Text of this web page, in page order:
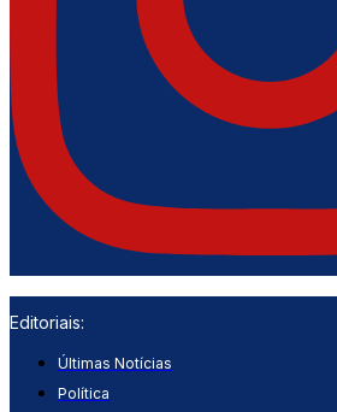
Editoriais:
Últimas Notícias
Política